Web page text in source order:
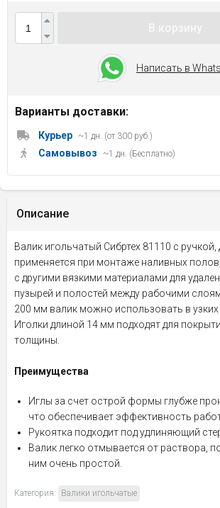
Написать в
Варианты доставки:
Курьер ~1 дн. (от 300 руб.)
Самовывоз ~1 дн. (Бесплатно)
Описание
Валик игольчатый Сибртех 81110 с ручкой,
применяется при монтаже наливных
с другими вязкими материалами для
пузырей и полостей между рабочими
200 мм валик можно использовать в узких
Иголки длиной 14 мм подходят для
толщины.
Преимущества
Иглы за счет острой формы глубже
что обеспечивает эффективность
Рукоятка подходит под удлиняющий
Валик легко отмывается от раствора,
ним очень простой.
Категория: Валики игольчатые